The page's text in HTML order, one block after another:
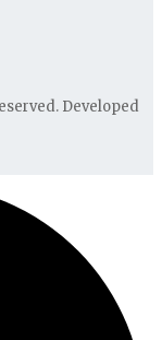
Developed